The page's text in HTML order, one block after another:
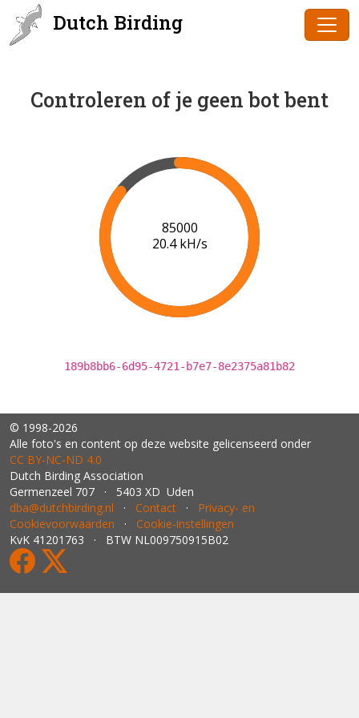
Dutch Birding
Controleren of je geen bot bent
86000
20.4 kH/s
189b8bb6-6d95-4721-b7e7-8e2375a81b82
© 1998-2026
Alle foto's en content op deze website gelicenseerd onder
CC BY‑NC‑ND 4.0
Dutch Birding Association
Germenzeel 707 · 5403 XD Uden
dba@dutchbirding.nl · Contact · Privacy- en
Cookievoorwaarden · Cookie-instellingen
KvK 41201763 · BTW NL009750915B02